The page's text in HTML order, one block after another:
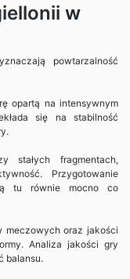
w
powtarzalność
opartą na intensywnym
się na stabilność
stałych fragmentach,
Przygotowanie
tu równie mocno co
meczowych oraz jakości
Analiza jakości gry
balansu.